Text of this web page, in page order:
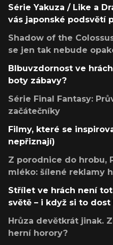
Série Yakuza / Like a
vás japonské podsvětí
Shadow of the
se jen tak nebude
Blbuvzdornost ve
boty zábavy?
Série Final Fantasy:
začátečníky
Filmy, které se
nepřiznají)
Z porodnice do hrobu,
mléko: šílené reklamy
Střílet ve hrách není
světě – i když si to
Hrůza devětkrát jinak.
herní horory?